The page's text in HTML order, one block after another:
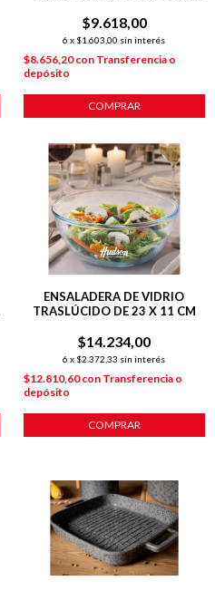
$9.618,00
6 x $1.603,00 sin interés
$8.656,20con Transferencia o
depósito
COMPRAR
ENSALADERA DE VIDRIO
TRASLÚCIDO DE 23 X 11 CM
$14.234,00
6 x $2.372,33 sin interés
$12.810,60con Transferencia o
depósito
COMPRAR